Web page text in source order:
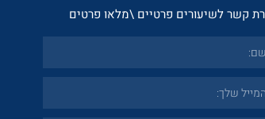
קשר לשיעורים פרטיים \מלאו פרטים